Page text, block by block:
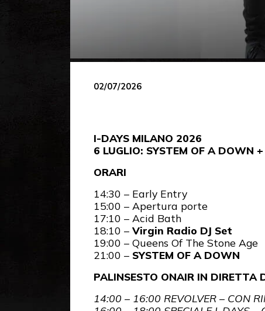
02/07/2026
I-DAYS MILANO 2026
6 LUGLIO: SYSTEM OF A DOWN
ORARI
14:30 – Early Entry
15:00 – Apertura porte
17:10 – Acid Bath
18:10 – Virgin Radio DJ Set
19:00 – Queens Of The Stone Age
21:00 – SYSTEM OF A DOWN
PALINSESTO ONAIR IN DIRETTA
14:00 – 16:00 REVOLVER – CON